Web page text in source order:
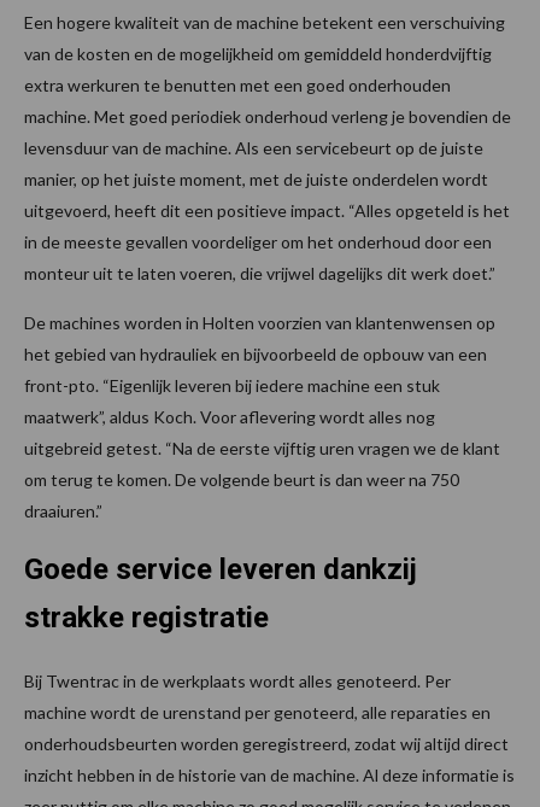
Een hogere kwaliteit van de machine betekent een verschuiving
van de kosten en de mogelijkheid om gemiddeld honderdvijftig
extra werkuren te benutten met een goed onderhouden
machine. Met goed periodiek onderhoud verleng je bovendien de
levensduur van de machine. Als een servicebeurt op de juiste
manier, op het juiste moment, met de juiste onderdelen wordt
uitgevoerd, heeft dit een positieve impact. “Alles opgeteld is het
in de meeste gevallen voordeliger om het onderhoud door een
monteur uit te laten voeren, die vrijwel dagelijks dit werk doet.”
De machines worden in Holten voorzien van klantenwensen op
het gebied van hydrauliek en bijvoorbeeld de opbouw van een
front-pto. “Eigenlijk leveren bij iedere machine een stuk
maatwerk”, aldus Koch. Voor aflevering wordt alles nog
uitgebreid getest. “Na de eerste vijftig uren vragen we de klant
om terug te komen. De volgende beurt is dan weer na 750
draaiuren.”
Goede service leveren dankzij
strakke registratie
Bij Twentrac in de werkplaats wordt alles genoteerd. Per
machine wordt de urenstand per genoteerd, alle reparaties en
onderhoudsbeurten worden geregistreerd, zodat wij altijd direct
inzicht hebben in de historie van de machine. Al deze informatie is